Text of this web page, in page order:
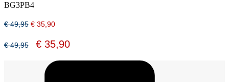
BG3PB4
€49,95 Oorspronkelijke
was:
€ 49,95.
€ 35,90Huidige
is:
€ 35,90.
€49,95
Oorspronkelijke
prijs
€ 49,95.
€ 35,90Huidige
is: